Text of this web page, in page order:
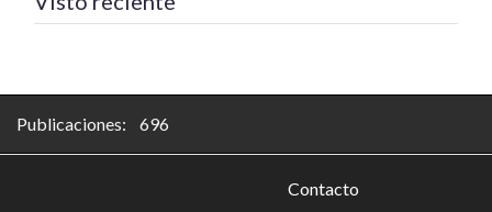
Publicaciones: 696
Contacto